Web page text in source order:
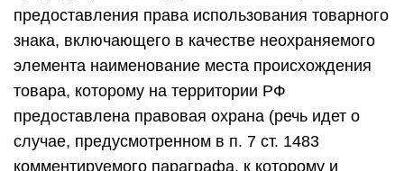
предоставления права использования товарного
знака, включающего в качестве неохраняемого
элемента наименование места происхождения
товара, которому на территории РФ
предоставлена правовая охрана (речь идет о
случае, предусмотренном в п. 7 ст. 1483
комментируемого параграфа, к которому и